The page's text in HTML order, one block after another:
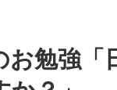
お勉強「